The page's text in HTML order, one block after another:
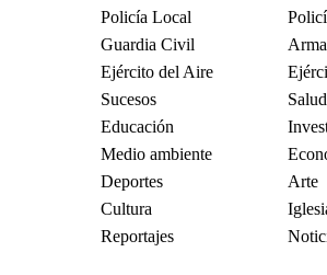
Policía Local
Guardia Civil
Ejército del Aire
Sucesos
Salud
Educación
Medio ambiente
Deportes
Arte
Cultura
Reportajes